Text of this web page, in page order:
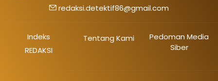
redaksi.detektif86@gmail.com
Indeks
REDAKSI
Tentang Kami
Pedoman Media
Siber